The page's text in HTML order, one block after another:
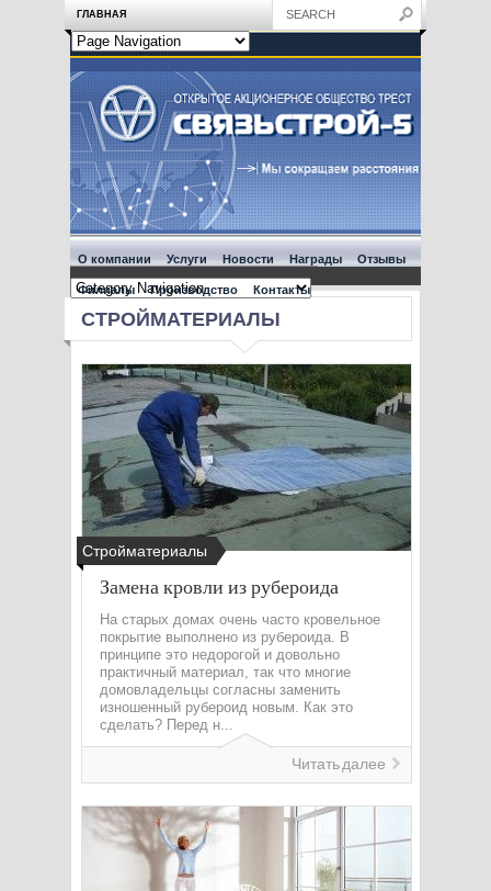
ГЛАВНАЯ
О компании Услуги Новости Награды Отзывы
Филиалы Производство Контакты
СТРОЙМАТЕРИАЛЫ
Стройматериалы
Замена кровли из рубероида
На старых домах очень часто кровельное
покрытие выполнено из рубероида. В
принципе это недорогой и довольно
практичный материал, так что многие
домовладельцы согласны заменить
изношенный рубероид новым. Как это
сделать? Перед н...
Читать далее